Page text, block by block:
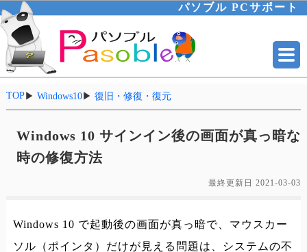
パソブル PCサポート
TOP▶ Windows10▶ 復旧・修復・復元
Windows 10 サインイン後の画面が真っ暗な
時の修復方法
最終更新日2021-03-03
Windows 10 で起動後の画面が真っ暗で、マウスカー
ソル（ポインタ）だけが見える問題は、システムの不